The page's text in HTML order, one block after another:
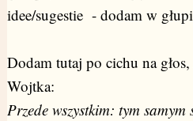
idee/sugestie - dodam w
Dodam tutaj po cichu na głos,
Wojtka:
Przede wszystkim: tym samym